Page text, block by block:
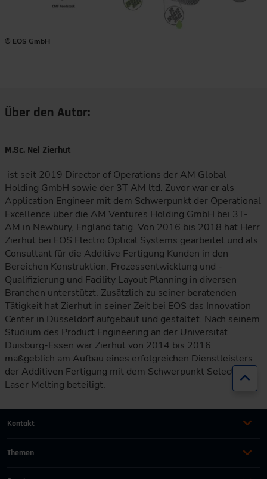
© EOS GmbH
Über den Autor:
M.Sc. Nel Zierhut
ist seit 2019 Director of Operations der AM Global
Holding GmbH sowie der 3T AM ltd. Zuvor war er als
Application Engineer mit dem Schwerpunkt der Operational
Excellence über die AM Ventures Holding GmbH bei 3T-
AM in Newbury, England tätig. Von 2016 bis 2018 hat Herr
Zierhut bei EOS Electro Optical Systems gearbeitet und als
Consultant für die Additive Fertigung Kunden in den
Bereichen Konstruktion, Prozessentwicklung und -
Qualifizierung und Facility Layout Planning in diversen
Branchen unterstützt. Zusätzlich zu seiner beratenden
Tätigkeit hat Zierhut in seiner Zeit bei EOS das Innovation
Center in Düsseldorf aufgebaut und gestaltet. Nach seinem
Studium des Product Engineering an der Universität
Duisburg-Essen war Zierhut von 2014 bis 2016
maßgeblich am Aufbau eines erfolgreichen Dienstleisters
der Additiven Fertigung mit dem Schwerpunkt Selective
Laser Melting beteiligt.
Kontakt
+49 (0)2116214-201
Themen